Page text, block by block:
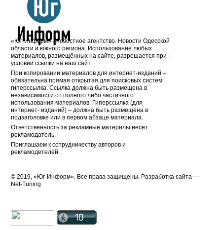
«Юг-Информ» - новостное агентство. Новости Одесской
области и южного региона. Использование любых
материалов, размещённых на сайте, разрешается при
условии ссылки на наш сайт.
При копировании материалов для интернет-изданий –
обязательна прямая открытая для поисковых систем
гиперссылка. Ссылка должна быть размещена в
независимости от полного либо частичного
использования материалов. Гиперссылка (для
интернет- изданий) – должна быть размещена в
подзаголовке или в первом абзаце материала.
Ответственность за рекламные материлы несет
рекламодатель.
Приглашаем к сотрудничеству авторов и
рекламодетелей.
© 2019, «Юг-Информ». Все права защищены. Разработка cайта —
Net-Tuning